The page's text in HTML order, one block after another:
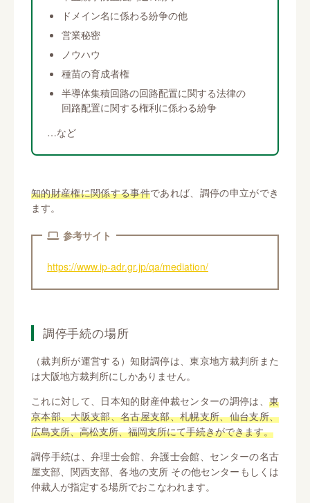
ドメイン名に係わる紛争の他
営業秘密
ノウハウ
種苗の育成者権
半導体集積回路の回路配置に関する法律の
回路配置に関する権利に係わる紛争
…など
知的財産権に関係する事件であれば、調停の申立ができ
ます。
参考サイト
https://www.ip-adr.gr.jp/qa/mediation/
調停手続の場所
（裁判所が運営する）知財調停は、東京地方裁判所また
は大阪地方裁判所にしかありません。
これに対して、日本知的財産仲裁センターの調停は、 東
京本部、大阪支部、名古屋支部、札幌支所、仙台支所、
広島支所、高松支所、福岡支所にて手続きができます。
調停手続は、弁理士会館、弁護士会館、センターの名古
屋支部、関西支部、各地の支所 その他センターもしくは
仲裁人が指定する場所でおこなわれます。